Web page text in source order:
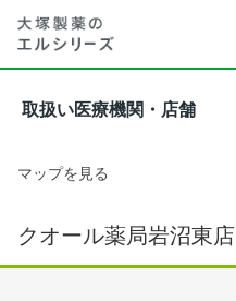
取扱い医療機関・店舗
マップを見る
クオール薬局岩沼東店